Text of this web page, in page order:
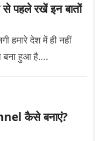
पहले रखें इन बातों
हमारे देश में ही नहीं
बना हुआ है….
कैसे बनाएं?